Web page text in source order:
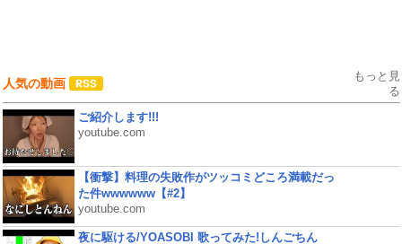
人気の動画
もっと見
る
ご紹介します!!!
youtube.com
【衝撃】料理の失敗作がツッコミどころ満載だっ
た件wwwwww【#2】
youtube.com
夜に駆ける/YOASOBI 歌ってみた!しんごちん